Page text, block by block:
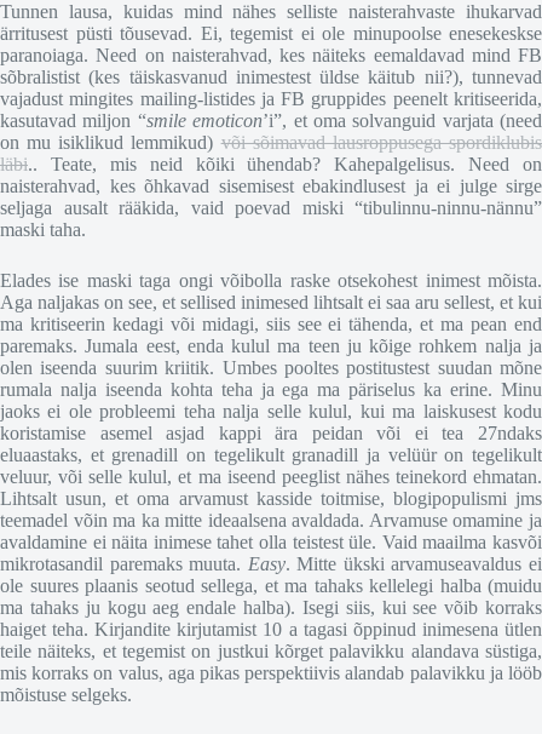
Tunnen lausa, kuidas mind nähes selliste naisterahvaste ihukarvad
ärritusest püsti tõusevad. Ei, tegemist ei ole minupoolse enesekeskse
paranoiaga. Need on naisterahvad, kes näiteks eemaldavad mind FB
sõbralistist (kes täiskasvanud inimestest üldse käitub nii?), tunnevad
vajadust mingites mailing-listides ja FB gruppides peenelt kritiseerida,
kasutavad miljon “smile emoticon’i”, et oma solvanguid varjata (need
on mu isiklikud lemmikud)või sõimavad lausroppusega spordiklubis
läbi.. Teate, mis neid kõiki ühendab? Kahepalgelisus. Need on
naisterahvad, kes õhkavad sisemisest ebakindlusest ja ei julge sirge
seljaga ausalt rääkida, vaid poevad miski “tibulinnu-ninnu-nännu”
maski taha.
Elades ise maski taga ongi võibolla raske otsekohest inimest mõista.
Aga naljakas on see, et sellised inimesed lihtsalt ei saa aru sellest, et kui
ma kritiseerin kedagi või midagi, siis see ei tähenda, et ma pean end
paremaks. Jumala eest, enda kulul ma teen ju kõige rohkem nalja ja
olen iseenda suurim kriitik. Umbes pooltes postitustest suudan mõne
rumala nalja iseenda kohta teha ja ega ma päriselus ka erine. Minu
jaoks ei ole probleemi teha nalja selle kulul, kui ma laiskusest kodu
koristamise asemel asjad kappi ära peidan või ei tea 27ndaks
eluaastaks, et grenadill on tegelikult granadill ja velüür on tegelikult
veluur, või selle kulul, et ma iseend peeglist nähes teinekord ehmatan.
Lihtsalt usun, et oma arvamust kasside toitmise, blogipopulismi jms
teemadel võin ma ka mitte ideaalsena avaldada. Arvamuse omamine ja
avaldamine ei näita inimese tahet olla teistest üle. Vaid maailma kasvõi
mikrotasandil paremaks muuta. Easy. Mitte ükski arvamuseavaldus ei
ole suures plaanis seotud sellega, et ma tahaks kellelegi halba (muidu
ma tahaks ju kogu aeg endale halba). Isegi siis, kui see võib korraks
haiget teha. Kirjandite kirjutamist 10 a tagasi õppinud inimesena ütlen
teile näiteks, et tegemist on justkui kõrget palavikku alandava süstiga,
mis korraks on valus, aga pikas perspektiivis alandab palavikku ja lööb
mõistuse selgeks.